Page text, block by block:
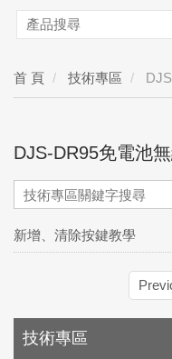
首 頁 技術專區
DJS-DR95免電池
新增、清除按鍵教學
技術專區